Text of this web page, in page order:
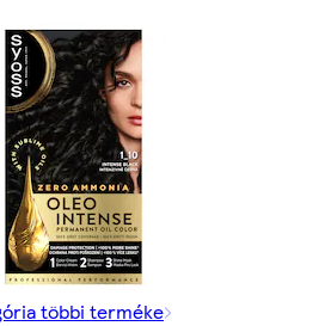
többi terméke